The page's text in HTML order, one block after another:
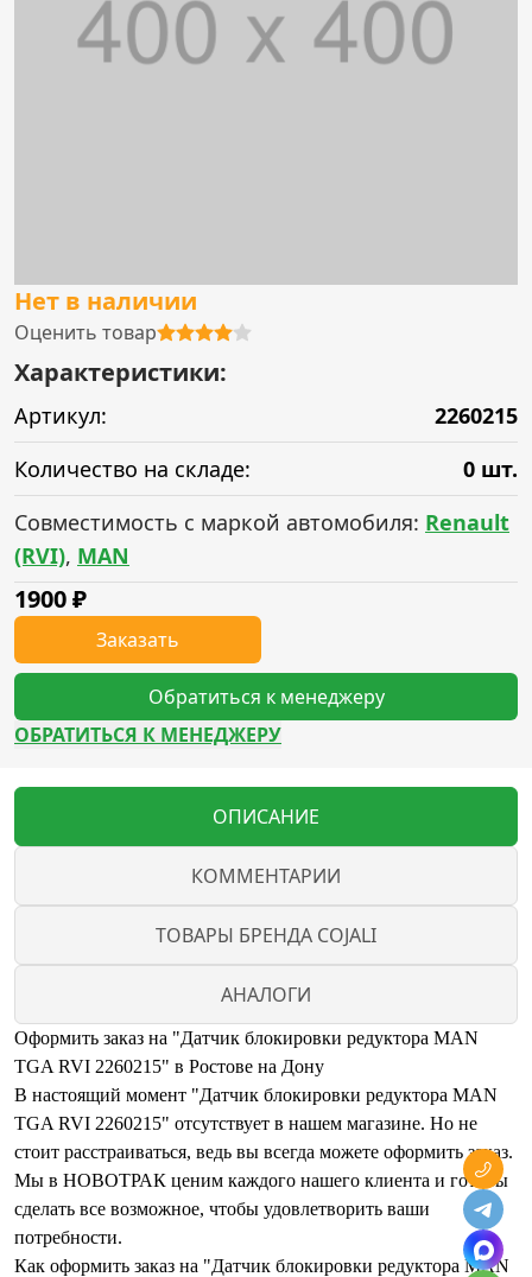
Нет в наличии
Оценить товар
Характеристики:
Артикул:
2260215
Количество на складе:
0 шт.
Совместимость с маркой автомобиля: Renault
(RVI), MAN
1900₽
Заказать
Обратиться к менеджеру
ОБРАТИТЬСЯ К МЕНЕДЖЕРУ
ОПИСАНИЕ
КОММЕНТАРИИ
ТОВАРЫ БРЕНДА COJALI
АНАЛОГИ
Оформить заказ на "Датчик блокировки редуктора MAN
TGA RVI 2260215" в Ростове на Дону
В настоящий момент "Датчик блокировки редуктора MAN
TGA RVI 2260215" отсутствует в нашем магазине. Но не
стоит расстраиваться, ведь вы всегда можете оформить заказ.
Мы в НОВОТРАК ценим каждого нашего клиента и готовы
сделать все возможное, чтобы удовлетворить ваши
потребности.
Как оформить заказ на "Датчик блокировки редуктора MAN